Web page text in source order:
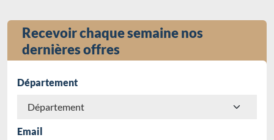
Recevoir chaque semaine nos
dernières offres
Département
Email